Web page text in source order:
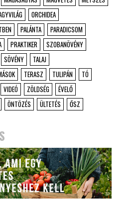
ORCHIDEA
PALÁNTA
PARADICSOM
PRAKTIKER
SZOBANÖVÉNY
SÖVÉNY
TALAJ
TERASZ TULIPÁN
TÓ
VIDEÓ ZÖLDSÉG
ÉVELŐ
ÖNTÖZÉS ÜLTETÉS ŐSZ